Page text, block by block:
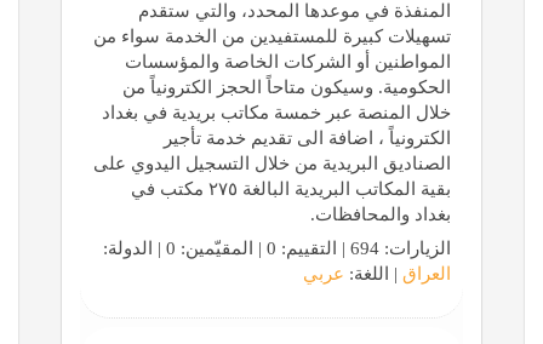
المنفذة في موعدها المحدد، والتي ستقدم
تسهيلات كبيرة للمستفيدين من الخدمة سواء من
المواطنين أو الشركات الخاصة والمؤسسات
الحكومية. وسيكون متاحاً الحجز الكترونياً من
خلال المنصة عبر خمسة مكاتب بريدية في بغداد
الكترونياً ، اضافة الى تقديم خدمة تأجير
الصناديق البريدية من خلال التسجيل اليدوي على
بقية المكاتب البريدية البالغة ٢٧٥ مكتب في
بغداد والمحافظات.
الزيارات: 694 | التقييم: 0 | المقيّمين: 0 | الدولة:
العراق | اللغة: عربي